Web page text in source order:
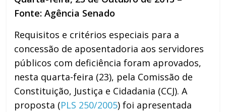
Fonte: Agência Senado
Requisitos e critérios especiais para a
concessão de aposentadoria aos servidores
públicos com deficiência foram aprovados,
nesta quarta-feira (23), pela Comissão de
Constituição, Justiça e Cidadania (CCJ). A
proposta (PLS 250/2005) foi apresentada